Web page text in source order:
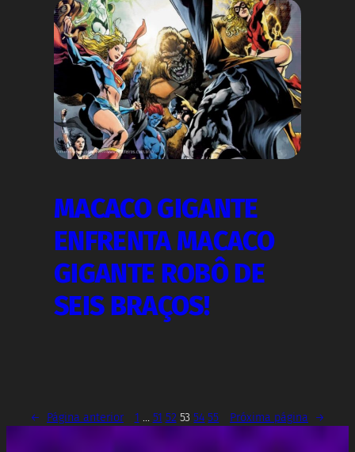
MACACO GIGANTE
ENFRENTA MACACO
GIGANTE ROBÔ DE
SEIS BRAÇOS!
← Página anterior 1 … 51 52 53 54 55 Próxima página →